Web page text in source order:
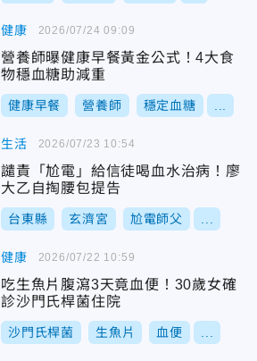
健康
營養師曝健康早餐黃金公式！4大食
物穩血糖助減重
健康早餐 營養師 穩定血糖
2026/07/24 09:09
生活
譴責「尬電」給信徒喝血水治病！廖
大乙自掏腰包提告
台東縣 玄濟宮 尬電師父
2026/07/23 10:54
健康
吃生魚片腹瀉3天竟血便！30歲女確
診沙門氏桿菌住院
沙門氏桿菌 生魚片 血便
2026/07/22 10:59